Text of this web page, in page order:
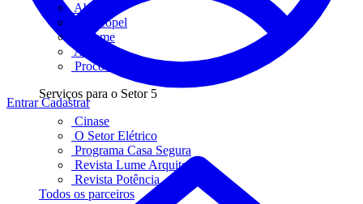
Abilux
Abracopel
Abreme
Aureside
Procobre
Serviços para o Setor 5
Cinase
O Setor Elétrico
Programa Casa Segura
Revista Lume Arquitetura
Revista Potência
Todos os parceiros
EntrarCadastrar